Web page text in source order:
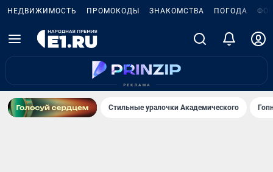
НЕДВИЖИМОСТЬ ПРОМОКОДЫ ЗНАКОМСТВА ПОГОДА
Стильные уралочки Академического